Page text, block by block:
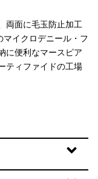
両面に毛玉防止加工
イクロデニール・フ
に便利なマースピア
ティファイドの工場